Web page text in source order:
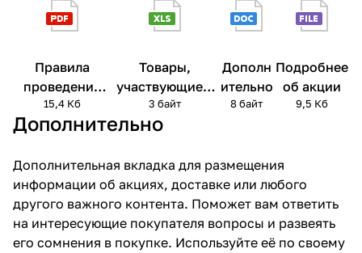
Правила
проведения
акции
15,4 Кб
Товары,
участвующие в
акции
3 байт
Дополн
ительно
8 байт
Подробнее
об акции
9,5 Кб
Дополнительно
Дополнительная вкладка для размещения
информации об акциях, доставке или любого
другого важного контента. Поможет вам ответить
на интересующие покупателя вопросы и развеять
его сомнения в покупке. Используйте её по своему